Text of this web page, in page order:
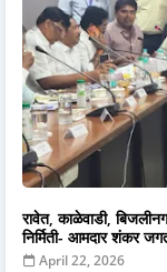
रावेत, काळेवाडी,
निर्मिती- आमदार शंकर
April 22, 2026